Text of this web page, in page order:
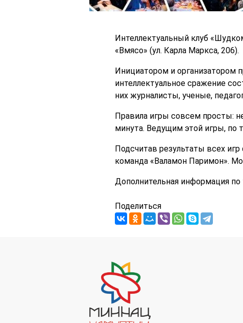
Интеллектуальный клуб
«Вмясо» (ул. Карла Маркса, 206).
Инициатором и организатором
интеллектуальное сражение
них журналисты, ученые,
Правила игры совсем просты:
минута. Ведущим этой игры, по
Подсчитав результаты всех
команда «Валамон Паримон».
Дополнительная информация
Поделиться